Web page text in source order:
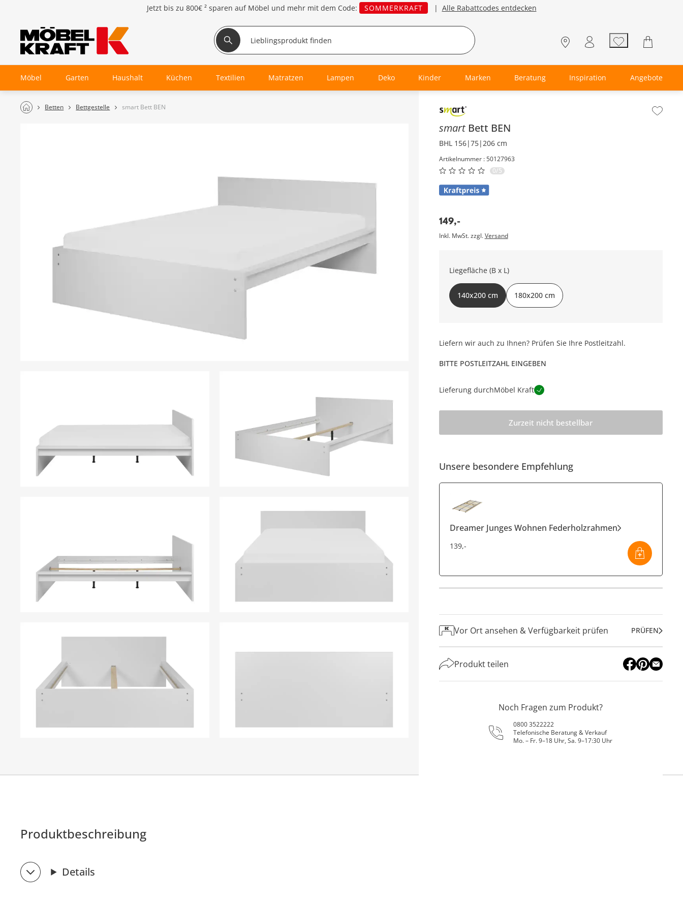
Jetzt bis zu 800€ ² sparen auf Möbel und mehr mit dem Code: SOMMERKRAFT | Alle Rabattcodes entdecken
Möbel Garten Haushalt Küchen Textilien Matratzen Lampen Deko Kinder Marken Beratung Inspiration Angebote
Betten Bettgestelle smart Bett BEN Inhalt der Seitenleiste überspringen - Zum Seitenende
smart Bett BEN
BHL 156|75|206 cm
Artikelnummer : 50127963
0/5
149,-
Inkl. MwSt. zzgl.Versand
Liegefläche (B x L)
140x200 cm 180x200 cm
Liefern wir auch zu Ihnen? Prüfen Sie Ihre Postleitzahl.
BITTE POSTLEITZAHL EINGEBEN
Lieferung durchMöbel Kraft
Zurzeit nicht bestellbar
Unsere besondere Empfehlung
Dreamer Junges Wohnen Federholzrahmen
139,-
Vor Ort ansehen & Verfügbarkeit prüfen PRÜFEN
Produkt teilen
Noch Fragen zum Produkt?
0800 3522222
Telefonische Beratung & Verkauf
Mo. – Fr. 9–18 Uhr, Sa. 9–17:30 Uhr
Produktbeschreibung
Details